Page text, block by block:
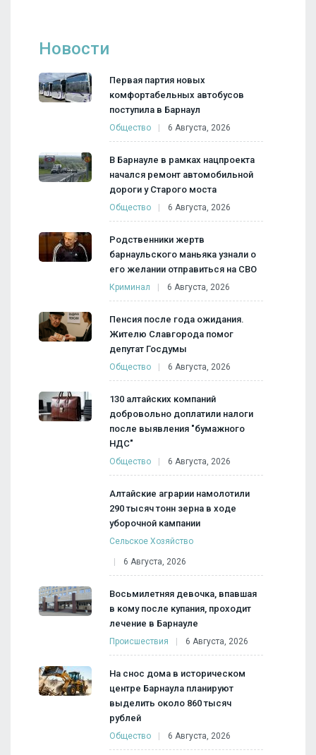
Новости
Первая партия новых
комфортабельных автобусов
поступила в Барнаул
Общество 6 Августа, 2026
В Барнауле в рамках нацпроекта
начался ремонт автомобильной
дороги у Старого моста
Общество 6 Августа, 2026
Родственники жертв
барнаульского маньяка узнали о
его желании отправиться на СВО
Криминал 6 Августа, 2026
Пенсия после года ожидания.
Жителю Славгорода помог
депутат Госдумы
Общество 6 Августа, 2026
130 алтайских компаний
добровольно доплатили налоги
после выявления "бумажного
НДС"
Общество 6 Августа, 2026
Алтайские аграрии намолотили
290 тысяч тонн зерна в ходе
уборочной кампании
Сельское Хозяйство
6 Августа, 2026
Восьмилетняя девочка, впавшая
в кому после купания, проходит
лечение в Барнауле
Происшествия 6 Августа, 2026
На снос дома в историческом
центре Барнаула планируют
выделить около 860 тысяч
рублей
Общество 6 Августа, 2026